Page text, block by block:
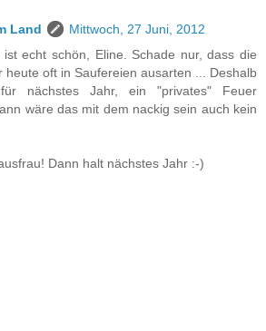
Land
Mittwoch, 27 Juni, 2012
echt schön, Eline. Schade nur, dass die
heute oft in Saufereien ausarten ... Deshalb
nächstes Jahr, ein "privates" Feuer
wäre das mit dem nackig sein auch kein
Dann halt nächstes Jahr :-)